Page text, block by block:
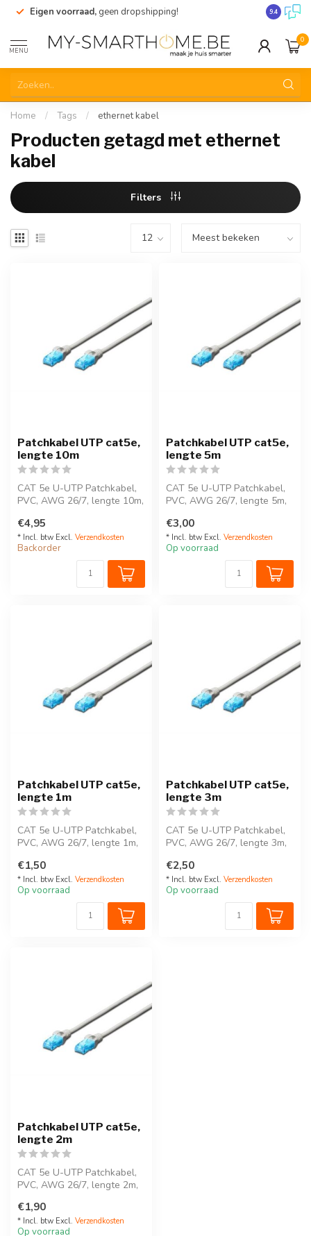
Eigen voorraad, geen dropshipping! 9.4
MENU
0
Home / Tags / ethernet kabel
Producten getagd met ethernet
kabel
Filters
Patchkabel UTP cat5e,
lengte 10m
CAT 5e U-UTP Patchkabel,
PVC, AWG 26/7, lengte 10m,
€4,95
* Incl. btw Excl. Verzendkosten
Backorder
Patchkabel UTP cat5e,
lengte 5m
CAT 5e U-UTP Patchkabel,
PVC, AWG 26/7, lengte 5m,
€3,00
* Incl. btw Excl. Verzendkosten
Op voorraad
Patchkabel UTP cat5e,
lengte 1m
CAT 5e U-UTP Patchkabel,
PVC, AWG 26/7, lengte 1m,
€1,50
* Incl. btw Excl. Verzendkosten
Op voorraad
Patchkabel UTP cat5e,
lengte 3m
CAT 5e U-UTP Patchkabel,
PVC, AWG 26/7, lengte 3m,
€2,50
* Incl. btw Excl. Verzendkosten
Op voorraad
Patchkabel UTP cat5e,
lengte 2m
CAT 5e U-UTP Patchkabel,
PVC, AWG 26/7, lengte 2m,
€1,90
* Incl. btw Excl. Verzendkosten
Op voorraad